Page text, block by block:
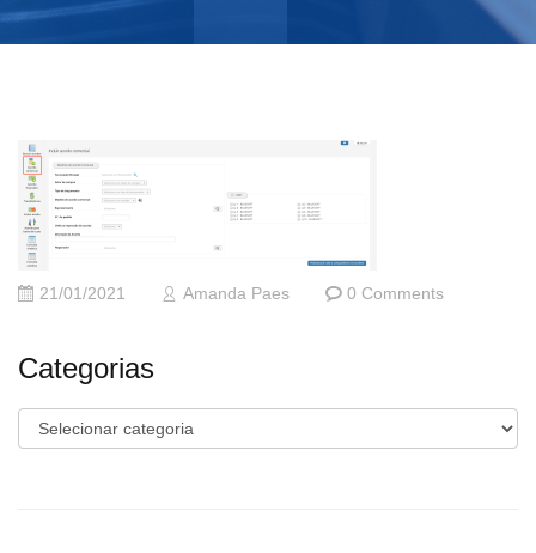
21/01/2021 Amanda Paes 0 Comments
Categorias
Categorias